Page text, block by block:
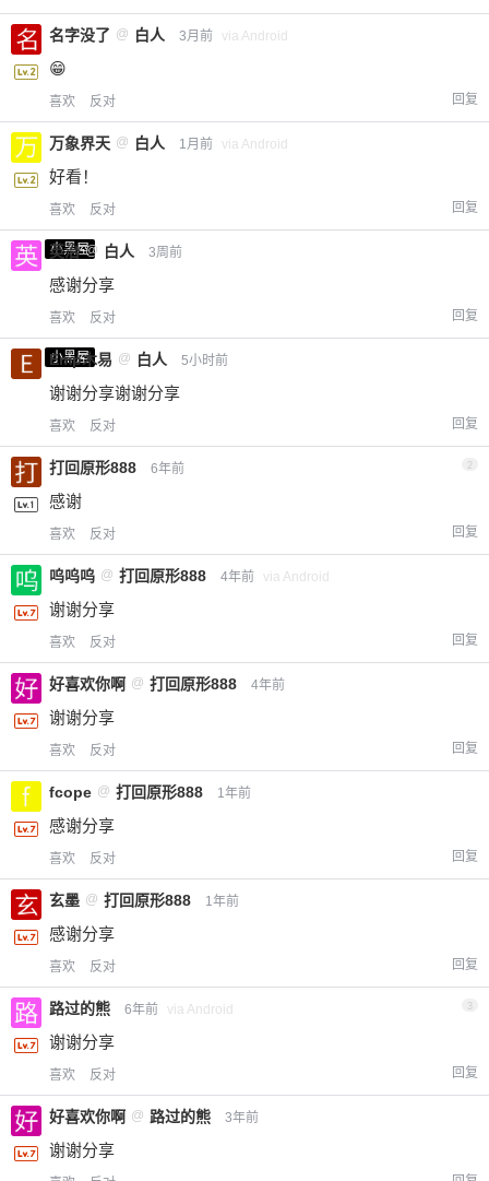
名字没了 @ 白人 3月前 via Android
😁
喜欢 反对 回复
万象界天 @ 白人 1月前 via Android
好看！
喜欢 反对 回复
小黑屋
英治 @ 白人 3周前
感谢分享
喜欢 反对 回复
小黑屋
Emp木易 @ 白人 5小时前
谢谢分享谢谢分享
喜欢 反对 回复
打回原形888 6年前 2
感谢
喜欢 反对 回复
呜呜呜 @ 打回原形888 4年前 via Android
谢谢分享
喜欢 反对 回复
好喜欢你啊 @ 打回原形888 4年前
谢谢分享
喜欢 反对 回复
fcope @ 打回原形888 1年前
感谢分享
喜欢 反对 回复
玄墨 @ 打回原形888 1年前
感谢分享
喜欢 反对 回复
路过的熊 6年前 via Android 3
谢谢分享
喜欢 反对 回复
好喜欢你啊 @ 路过的熊 3年前
谢谢分享